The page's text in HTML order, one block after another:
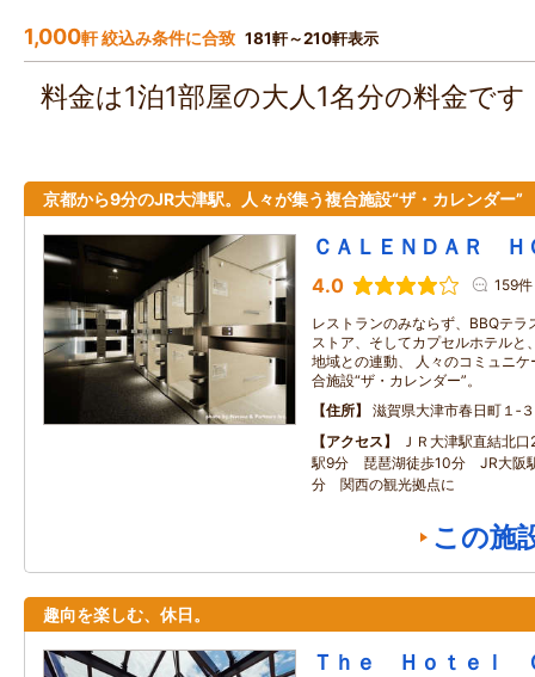
1,000軒 絞込み条件に合致 181軒～210軒表示
料金は1泊1部屋の大人1名分の料金で
京都から9分のJR大津駅。人々が集う複合施設“ザ・カレンダー”
ＣＡＬＥＮＤＡＲ Ｈ
4.0 159件
レストランのみならず、BBQテ
ストア、そしてカプセルホテルと
地域との連動、 人々のコミュニ
合施設“ザ・カレンダー”。
住所
滋賀県大津市春日町１‐
アクセス
ＪＲ大津駅直結北
駅9分 琵琶湖徒歩10分 JR大阪
分 関西の観光拠点に
この施
趣向を楽しむ、休日。
Ｔｈｅ Ｈｏｔｅｌ